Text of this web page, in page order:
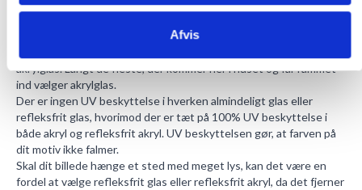
Afvis
Akrylglas i den kvalitet vi bruger, ligner fuldstændig almindeligt
det heller ikke vejer så meget, hvilket betyder meget for især
akrylglas. Langt de fleste, der kommer her i huset og får rammet
ind vælger akrylglas.
Der er ingen UV beskyttelse i hverken almindeligt glas eller
refleksfrit glas, hvorimod der er tæt på 100% UV beskyttelse i
både akryl og refleksfrit akryl. UV beskyttelsen gør, at farven på
dit motiv ikke falmer.
Skal dit billede hænge et sted med meget lys, kan det være en
fordel at vælge refleksfrit glas eller refleksfrit akryl, da det fjerner